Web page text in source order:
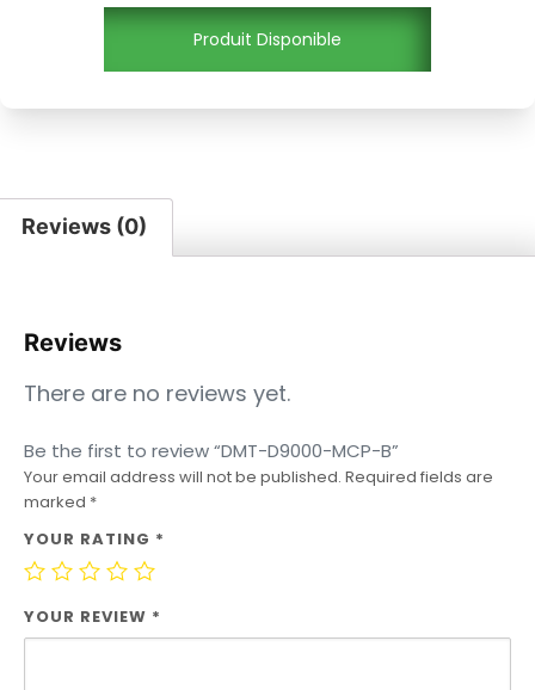
Produit Disponible
Reviews (0)
Reviews
There are no reviews yet.
Be the first to review “DMT-D9000-MCP-B”
Your email address will not be published. Required fields are
marked *
YOUR RATING *
YOUR REVIEW *